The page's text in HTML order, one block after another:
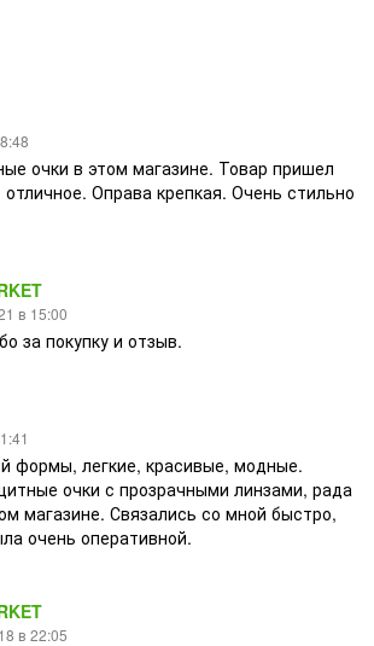
очки в этом магазине. Товар пришел
Оправа крепкая. Очень стильно
в 15:00
за покупку и отзыв.
формы, легкие, красивые, модные.
очки с прозрачными линзами, рада
магазине. Связались со мной быстро,
очень оперативной.
в 22:05